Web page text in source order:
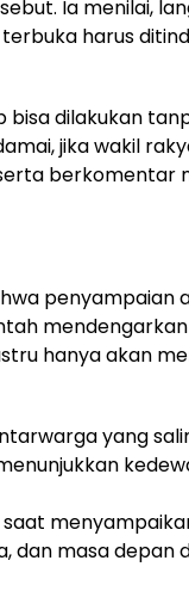
Ia menilai,
harus
bisa dilakukan
jika wakil
berkomentar
penyampaian
hanya akan
yang
dan masa depan